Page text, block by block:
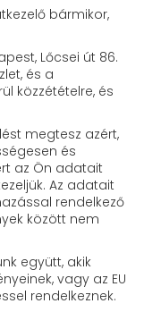
bármikor,
Lőcsei út 86.
és a
közzétételre, és
megtesz azért,
és
az Ön adatait
Az adatait
rendelkező
között nem
együtt, akik
vagy az EU
rendelkeznek.